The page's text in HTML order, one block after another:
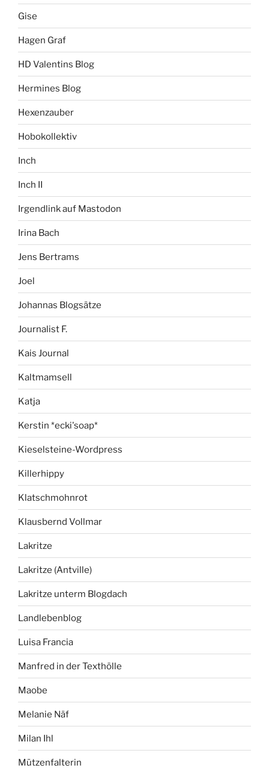
Gise
Hagen Graf
HD Valentins Blog
Hermines Blog
Hexenzauber
Hobokollektiv
Inch
Inch II
Irgendlink auf Mastodon
Irina Bach
Jens Bertrams
Joel
Johannas Blogsätze
Journalist F.
Kais Journal
Kaltmamsell
Katja
Kerstin *ecki'soap*
Kieselsteine-Wordpress
Killerhippy
Klatschmohnrot
Klausbernd Vollmar
Lakritze
Lakritze (Antville)
Lakritze unterm Blogdach
Landlebenblog
Luisa Francia
Manfred in der Texthölle
Maobe
Melanie Näf
Milan Ihl
Mützenfalterin